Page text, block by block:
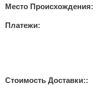
Место Происхождения:
Платежи:
Стоимость Доставки::